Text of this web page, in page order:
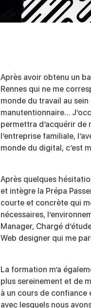
Après avoir obtenu un
Rennes qui ne me
monde du travail au
manutentionnaire…
permettra d’acquérir de
l’entreprise familiale,
monde du digital, c’est
Après quelques
et intègre la Prépa
courte et concrète qui
nécessaires,
Manager, Chargé
Web designer qui me
La formation m’a
plus sereinement et de
à un cours de confiance
avec lesquels nous